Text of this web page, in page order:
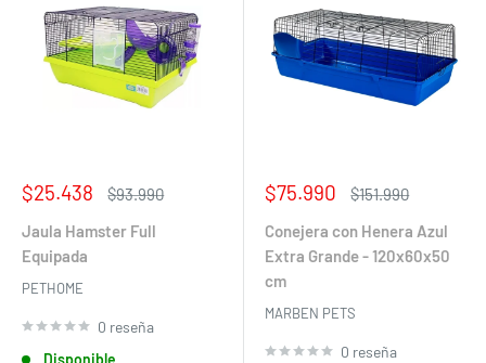
Precio
venta
$25.438
Precio
$93.990
Jaula Hamster Full
Equipada
PETHOME
0 reseña
Disponible
Precio
venta
$75.990
Precio
$151.990
Conejera con Henera Azul
Extra Grande - 120x60x50
cm
MARBEN PETS
0 reseña